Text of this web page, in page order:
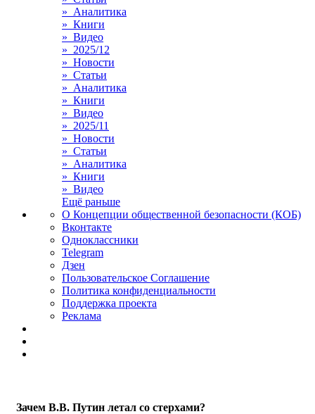
» Аналитика
» Книги
» Видео
» 2025/12
» Новости
» Статьи
» Аналитика
» Книги
» Видео
» 2025/11
» Новости
» Статьи
» Аналитика
» Книги
» Видео
Ещё раньше
О Концепции общественной безопасности (КОБ)
Вконтакте
Одноклассники
Telegram
Дзен
Пользовательское Соглашение
Политика конфиденциальности
Поддержка проекта
Реклама
Зачем В.В. Путин летал со стерхами?